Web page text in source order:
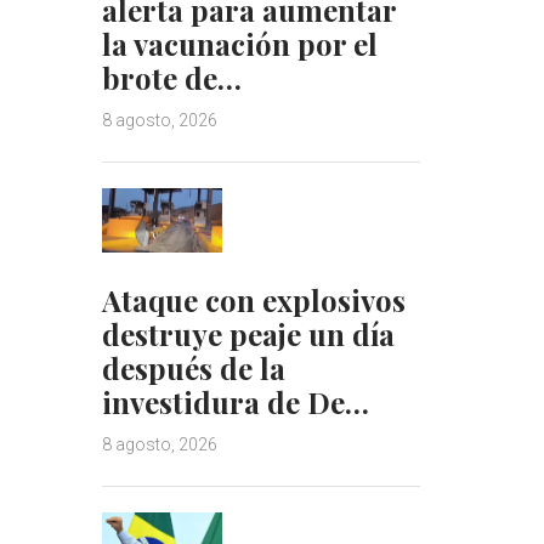
alerta para aumentar
la vacunación por el
brote de…
8 agosto, 2026
Ataque con explosivos
destruye peaje un día
después de la
investidura de De…
8 agosto, 2026